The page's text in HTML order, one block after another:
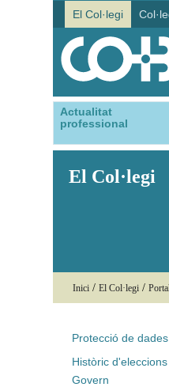
El Col·legi
Actualitat
professional
El Col·legi
Inici / El Col·legi /
Protecció de
Històric
Govern